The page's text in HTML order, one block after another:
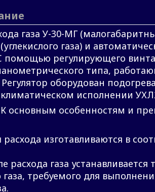
газа У-30-МГ
газа) и
помощью регулирующего
типа,
оборудован
климатическом исполнении
основным особенностям и
расхода изготавливаются в
расхода газа
газа, требуемого для